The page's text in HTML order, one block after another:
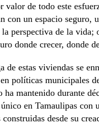
valor de todo este
con un espacio seguro,
perspectiva de la vida;
donde crecer, donde
de estas viviendas se
políticas municipales
ha mantenido durante
en Tamaulipas con
desde su